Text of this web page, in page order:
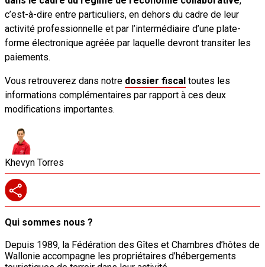
c’est-à-dire entre particuliers, en dehors du cadre de leur
activité professionnelle et par l’intermédiaire d’une plate-
forme électronique agréée par laquelle devront transiter les
paiements.
Vous retrouverez dans notre dossier fiscal toutes les
informations complémentaires par rapport à ces deux
modifications importantes.
Khevyn Torres
Qui sommes nous ?
Depuis 1989, la Fédération des Gîtes et Chambres d’hôtes de
Wallonie accompagne les propriétaires d’hébergements